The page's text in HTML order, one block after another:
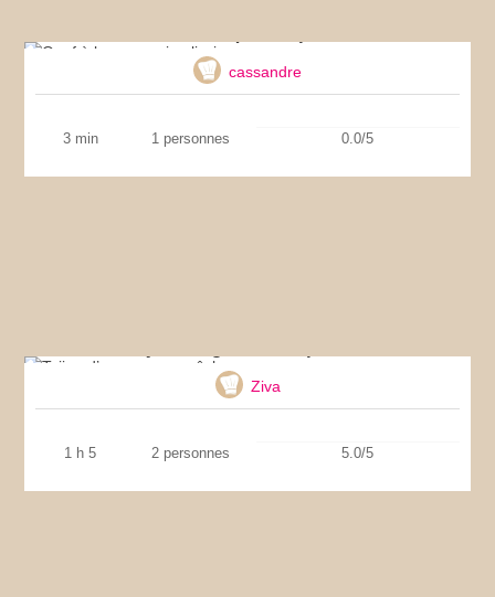
cassandre
3 min 1 personnes 0.0/5
Ziva
1 h 5 2 personnes 5.0/5